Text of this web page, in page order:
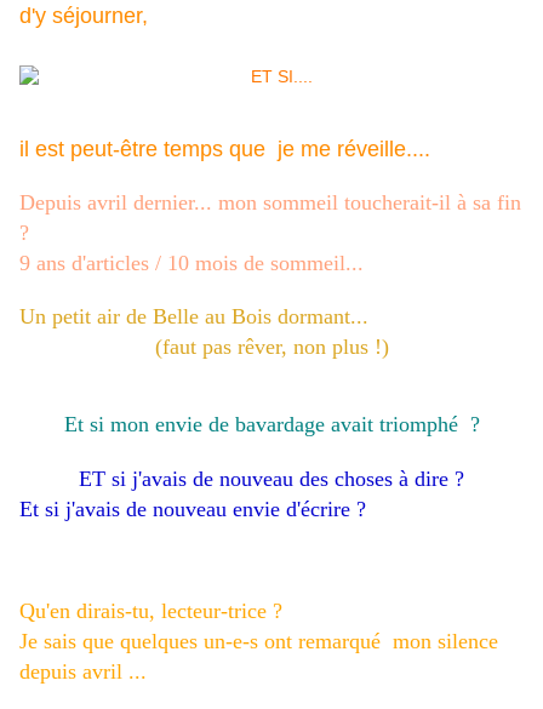
d'y séjourner,
il est peut-être temps que je me réveille....
Depuis avril dernier... mon sommeil toucherait-il à sa fin
?
9 ans d'articles / 10 mois de sommeil...
Un petit air de Belle au Bois dormant...
(faut pas rêver, non plus !)
Et si mon envie de bavardage avait triomphé ?
ET si j'avais de nouveau des choses à dire ?
Et si j'avais de nouveau envie d'écrire ?
Qu'en dirais-tu, lecteur-trice ?
Je sais que quelques un-e-s ont remarqué mon silence
depuis avril ...